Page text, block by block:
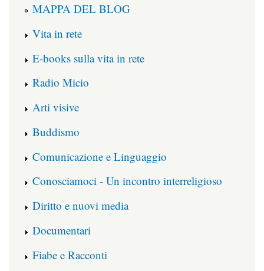
MAPPA DEL BLOG
Vita in rete
E-books sulla vita in rete
Radio Micio
Arti visive
Buddismo
Comunicazione e Linguaggio
Conosciamoci - Un incontro interreligioso
Diritto e nuovi media
Documentari
Fiabe e Racconti